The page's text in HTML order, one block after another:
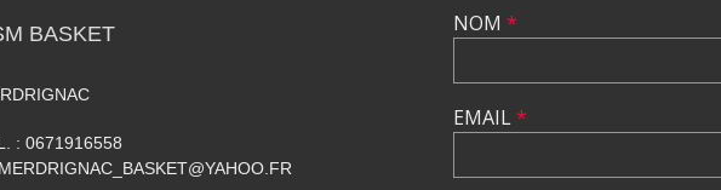
BASKET
: 0671916558
NOM *
EMAIL*